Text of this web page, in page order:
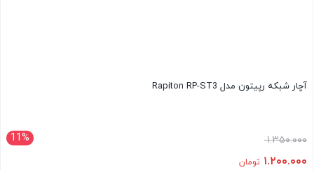
آچار شبکه رپیتون مدل Rapiton RP-ST3
11% ۱.۳۵۰.۰۰۰
۱.۲۰۰.۰۰۰ تومان